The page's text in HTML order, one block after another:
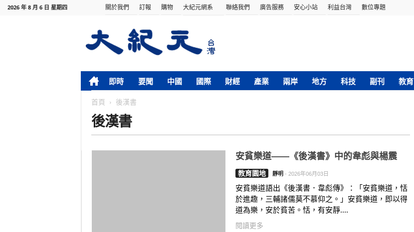
2026 年 8 月 6 日 星期四 關於我們 訂報 購物 大紀元網系 聯絡我們 廣告服務 安心小站 利益台灣 數位專題
即時 要聞 中國 國際 財經 產業 兩岸 地方 科技 副刊 教育
首頁 後漢書
後漢書
安貧樂道——《後漢書》中的韋彪與楊震
教育園地 靜明 - 2026年06月03日
安貧樂道語出《後漢書．韋彪傳》：「安貧樂道，恬
於進趣，三輔諸儒莫不慕仰之。」安貧樂道，即以得
道為樂，安於貧苦。恬，有安靜....
閱讀更多